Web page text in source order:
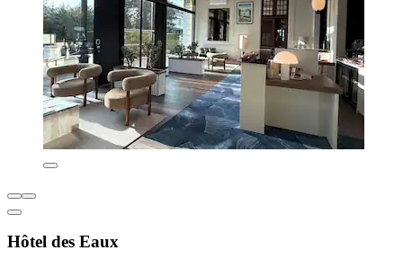
Hôtel des Eaux